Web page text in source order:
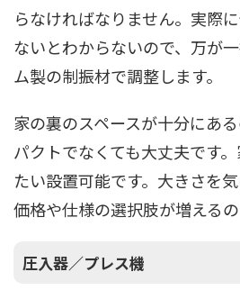
らなければなりません。実際
ないとわからないので、万が
ム製の制振材で調整します。
家の裏のスペースが十分にあ
パクトでなくても大丈夫です
たい設置可能です。大きさを
価格や仕様の選択肢が増えるの
圧入器／プレス機